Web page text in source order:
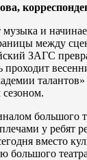
музыка и
между
ЗАГС
проходит
большого
у ребят
вместо
большого